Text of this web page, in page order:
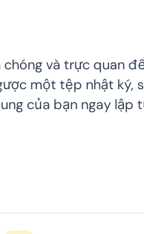
chóng và trực quan
một tệp nhật ký,
của bạn ngay lập